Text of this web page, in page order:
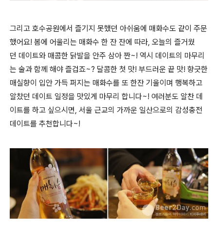
그리고 호수공원에서 즐기지 못했던 아쉬움에 매화수도 같이 주문
했어요! 봄에 어울리는 매화수 한 잔 잔에 따라, 오늘의 즐거웠
던 데이트와 매콤한 닭발을 안주 삼아 짠~! 역시 데이트의 마무리
는 술과 함께 해야 즐겁죠~? 달콤한 첫 맛! 부드러운 끝 맛! 향긋한
매실향이 입안 가득 퍼지는 매화수를 또 한잔 기울이며 행복하고
알찼던 데이트 일정을 맛있게 마무리 합니다~! 여러분도 알찬 데
이트를 하고 싶으시면, 서울 근교의 가까운 일산으로의 감성충전
데이트를 추천합니다~!